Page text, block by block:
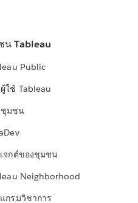
น Tableau
Public
ใช้ Tableau
ชุมชน
จกต์ของชุมชน
Neighborhood
กรมวิชาการ